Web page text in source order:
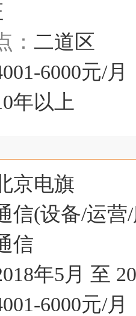
： 二道区
6000元/月
年以上
京电旗
信(设备/运营
信
年5月 至
6000元/月